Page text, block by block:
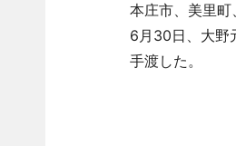
本庄市、美里
6月30日、大野
手渡した。